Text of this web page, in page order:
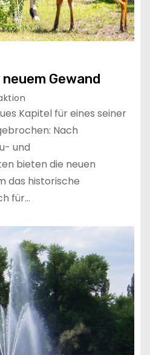
Gewand
Kapitel für eines seiner
Nach
und
bieten die neuen
das historische
für…